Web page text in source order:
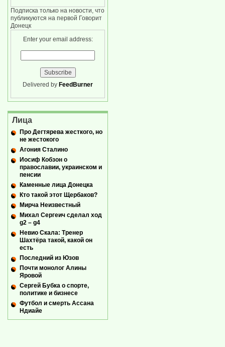
Подписка только на новости, что
публикуются на первой Говорит
Донецк
Enter your email address:
Delivered by FeedBurner
Лица
Про Дегтярева жесткого, но
не жестокого
Агония Сталино
Иосиф Кобзон о
православии, украинском и
пенсии
Каменные лица Донецка
Кто такой этот Щербаков?
Мирча Неизвестный
Михал Сергеич сделал ход
g2 – g4
Невио Скала: Тренер
Шахтёра такой, какой он
есть
Последний из Юзов
Почти монолог Алины
Яровой
Сергей Бубка о спорте,
политике и бизнесе
Футбол и смерть Ассана
Ндиайе